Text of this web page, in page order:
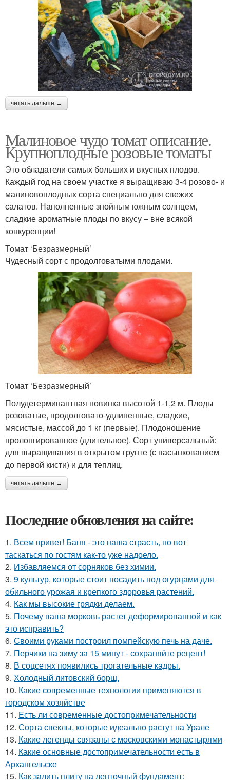
читать дальше →
Малиновое чудо томат описание.
Крупноплодные розовые томаты
Это обладатели самых больших и вкусных плодов.
Каждый год на своем участке я выращиваю 3-4 розово- и
малиновоплодных сорта специально для свежих
салатов. Наполненные знойным южным солнцем,
сладкие ароматные плоды по вкусу – вне всякой
конкуренции!
Томат ‘Безразмерный’
Чудесный сорт с продолговатыми плодами.
Томат ‘Безразмерный’
Полудетерминантная новинка высотой 1-1,2 м. Плоды
розоватые, продолговато-удлиненные, сладкие,
мясистые, массой до 1 кг (первые). Плодоношение
пролонгированное (длительное). Сорт универсальный:
для выращивания в открытом грунте (с пасынкованием
до первой кисти) и для теплиц.
читать дальше →
Последние обновления на сайте:
1. Всем привет! Баня - это наша страсть, но вот
таскаться по гостям как-то уже надоело.
2. Избавляемся от сорняков без химии.
3. 9 культур, которые стоит посадить под огурцами для
обильного урожая и крепкого здоровья растений.
4. Как мы высокие грядки делаем.
5. Почему ваша морковь растет деформированной и как
это исправить?
6. Своими руками построил помпейскую печь на даче.
7. Перчики на зиму за 15 минут - сохраняйте рецепт!
8. В соцсетях появились трогательные кадры.
9. Холодный литовский борщ.
10. Какие современные технологии применяются в
городском хозяйстве
11. Есть ли современные достопримечательности
12. Сорта свеклы, которые идеально растут на Урале
13. Какие легенды связаны с московскими монастырями
14. Какие основные достопримечательности есть в
Архангельске
15. Как залить плиту на ленточный фундамент: